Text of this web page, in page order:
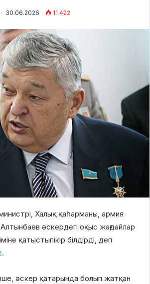
30.06.2026 11 422
Халық қаһарманы, армия
әскердегі оқыс жағдайлар
қатыстыпікір білдірді, деп
.
әскер қатарында болып жатқан